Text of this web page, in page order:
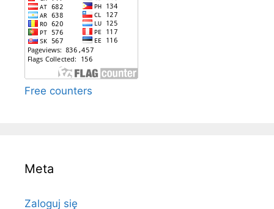
Free counters
Meta
Zaloguj się